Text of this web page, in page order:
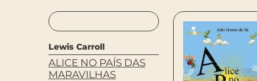
Lewis Carroll
ALICE NO PAÍS DAS
MARAVILHAS